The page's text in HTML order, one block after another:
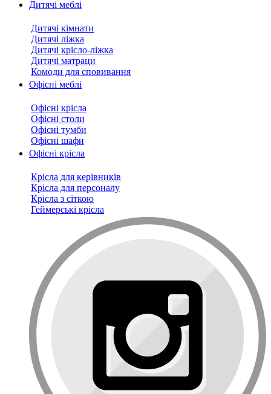
Дитячі меблі
Дитячі кімнати
Дитячі ліжка
Дитячі крісло-ліжка
Дитячі матраци
Комоди для сповивання
Офісні меблі
Офісні крісла
Офісні столи
Офісні тумби
Офісні шафи
Офісні крісла
Крісла для керівників
Крісла для персоналу
Крісла з сіткою
Геймерські крісла